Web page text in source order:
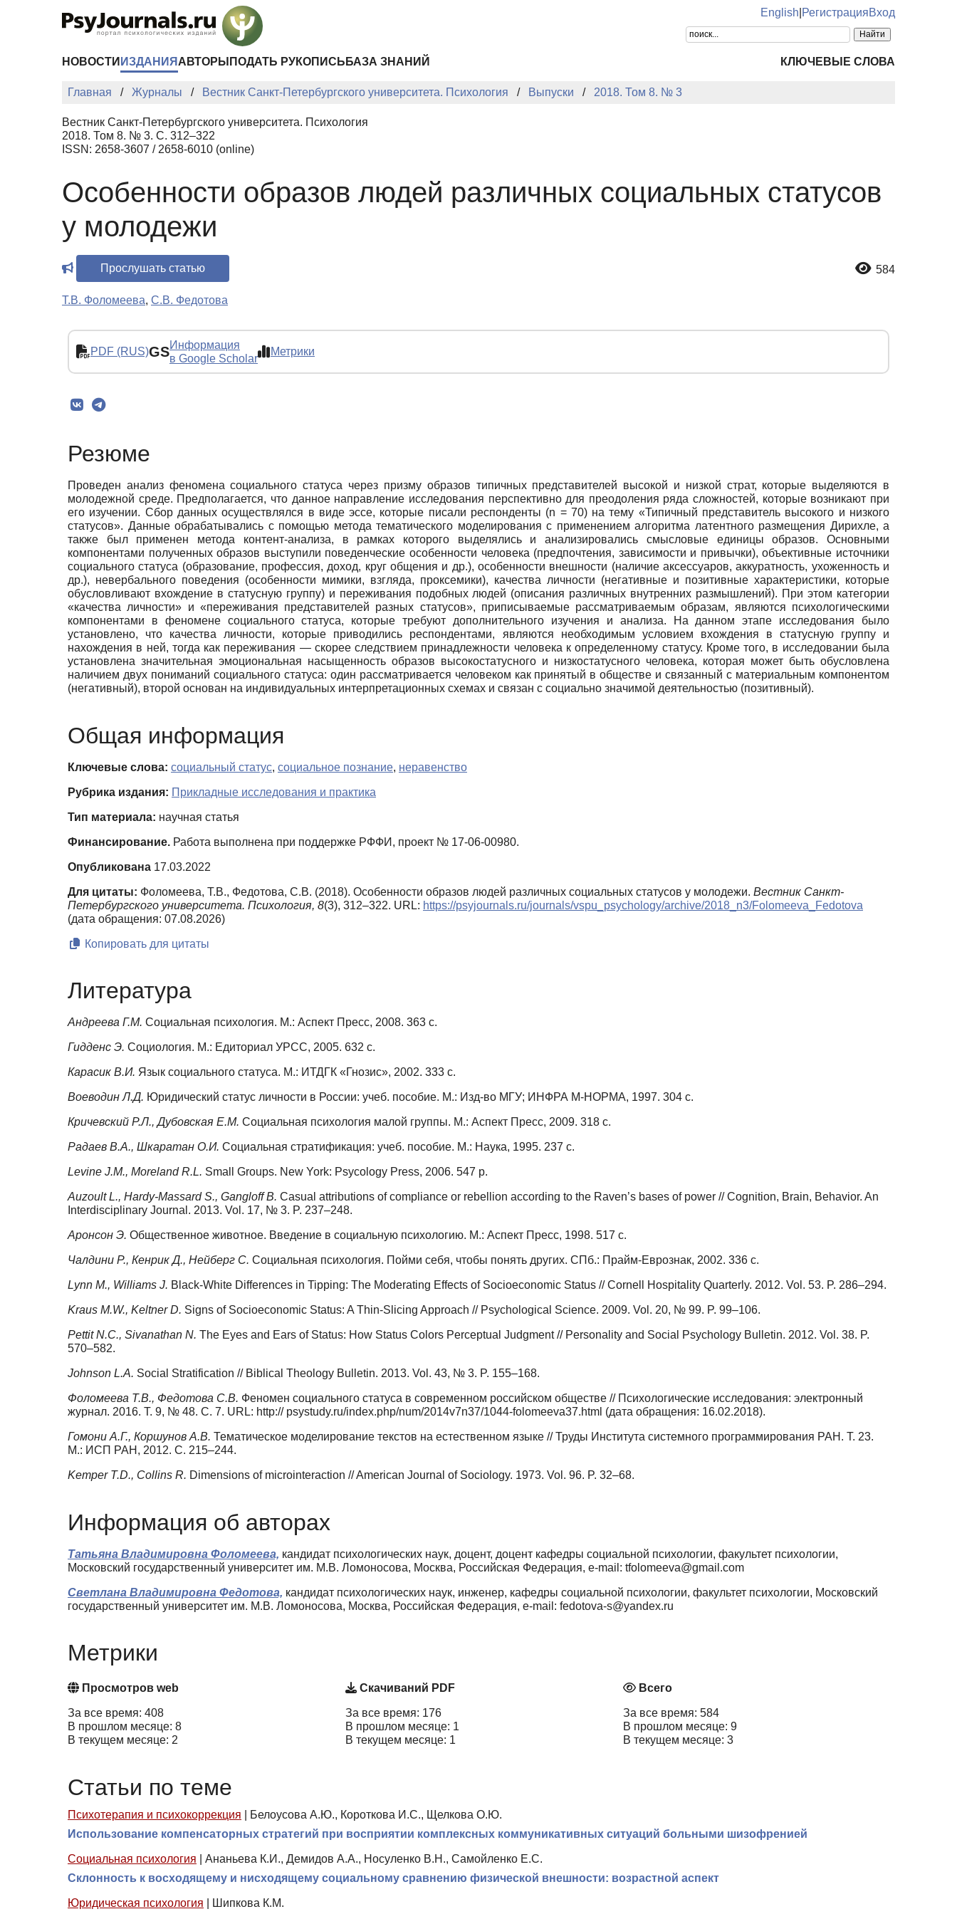
English РегистрацияВход
НОВОСТИ ИЗДАНИЯ АВТОРЫ ПОДАТЬ РУКОПИСЬ БАЗА ЗНАНИЙ КЛЮЧЕВЫЕ СЛОВА
Главная Журналы Вестник Санкт-Петербургского университета. Психология Выпуски 2018. Том 8. № 3
Вестник Санкт-Петербургского университета. Психология
2018. Том 8. № 3. С. 312–322
ISSN: 2658-3607 / 2658-6010 (online)
Особенности образов людей различных социальных статусов
у молодежи
Прослушать статью 584
Т.В. Фоломеева, С.В. Федотова
PDF (RUS)GSИнформация
в Google Scholar
Метрики
Резюме
Проведен анализ феномена социального статуса через призму образов типичных представителей высокой и низкой страт, которые выделяются в
молодежной среде. Предполагается, что данное направление исследования перспективно для преодоления ряда сложностей, которые возникают при
его изучении. Сбор данных осуществлялся в виде эссе, которые писали респонденты (n = 70) на тему «Типичный представитель высокого и низкого
статусов». Данные обрабатывались с помощью метода тематического моделирования с применением алгоритма латентного размещения Дирихле, а
также был применен метода контент-анализа, в рамках которого выделялись и анализировались смысловые единицы образов. Основными
компонентами полученных образов выступили поведенческие особенности человека (предпочтения, зависимости и привычки), объективные источники
социального статуса (образование, профессия, доход, круг общения и др.), особенности внешности (наличие аксессуаров, аккуратность, ухоженность и
др.), невербального поведения (особенности мимики, взгляда, проксемики), качества личности (негативные и позитивные характеристики, которые
обусловливают вхождение в статусную группу) и переживания подобных людей (описания различных внутренних размышлений). При этом категории
«качества личности» и «переживания представителей разных статусов», приписываемые рассматриваемым образам, являются психологическими
компонентами в феномене социального статуса, которые требуют дополнительного изучения и анализа. На данном этапе исследования было
установлено, что качества личности, которые приводились респондентами, являются необходимым условием вхождения в статусную группу и
нахождения в ней, тогда как переживания — скорее следствием принадлежности человека к определенному статусу. Кроме того, в исследовании была
установлена значительная эмоциональная насыщенность образов высокостатусного и низкостатусного человека, которая может быть обусловлена
наличием двух пониманий социального статуса: один рассматривается человеком как принятый в обществе и связанный с материальным компонентом
(негативный), второй основан на индивидуальных интерпретационных схемах и связан с социально значимой деятельностью (позитивный).
Общая информация
Ключевые слова: социальный статус, социальное познание, неравенство
Рубрика издания: Прикладные исследования и практика
Тип материала: научная статья
Финансирование. Работа выполнена при поддержке РФФИ, проект № 17-06-00980.
Опубликована 17.03.2022
Для цитаты: Фоломеева, Т.В., Федотова, С.В. (2018). Особенности образов людей различных социальных статусов у молодежи. Вестник Санкт-
Петербургского университета. Психология, 8(3), 312–322. URL: https://psyjournals.ru/journals/vspu_psychology/archive/2018_n3/Folomeeva_Fedotova
(дата обращения: 07.08.2026)
Копировать для цитаты
Литература
Андреева Г.М. Социальная психология. М.: Аспект Пресс, 2008. 363 с.
Гидденс Э. Социология. М.: Едиториал УРСС, 2005. 632 с.
Карасик В.И. Язык социального статуса. М.: ИТДГК «Гнозис», 2002. 333 с.
Воеводин Л.Д. Юридический статус личности в России: учеб. пособие. М.: Изд-во МГУ; ИНФРА М-НОРМА, 1997. 304 с.
Кричевский Р.Л., Дубовская Е.М. Социальная психология малой группы. М.: Аспект Пресс, 2009. 318 с.
Радаев В.А., Шкаратан О.И. Социальная стратификация: учеб. пособие. М.: Наука, 1995. 237 с.
Levine J.M., Moreland R.L. Small Groups. New York: Psycology Press, 2006. 547 p.
Auzoult L., Hardy-Massard S., Gangloff B. Casual attributions of compliance or rebellion according to the Raven’s bases of power // Cognition, Brain, Behavior. An
Interdisciplinary Journal. 2013. Vol. 17, № 3. P. 237–248.
Аронсон Э. Общественное животное. Введение в социальную психологию. М.: Аспект Пресс, 1998. 517 с.
Чалдини Р., Кенрик Д., Нейберг С. Социальная психология. Пойми себя, чтобы понять других. СПб.: Прайм-Еврознак, 2002. 336 с.
Lynn M., Williams J. Black-White Differences in Tipping: The Moderating Effects of Socioeconomic Status // Cornell Hospitality Quarterly. 2012. Vol. 53. P. 286–294.
Kraus M.W., Keltner D. Signs of Socioeconomic Status: A Thin-Slicing Approach // Psychological Science. 2009. Vol. 20, № 99. P. 99–106.
Pettit N.C., Sivanathan N. The Eyes and Ears of Status: How Status Colors Perceptual Judgment // Personality and Social Psychology Bulletin. 2012. Vol. 38. P.
570–582.
Johnson L.A. Social Stratification // Biblical Theology Bulletin. 2013. Vol. 43, № 3. P. 155–168.
Фоломеева Т.В., Федотова С.В. Феномен социального статуса в современном российском обществе // Психологические исследования: электронный
журнал. 2016. Т. 9, № 48. С. 7. URL: http:// psystudy.ru/index.php/num/2014v7n37/1044-folomeeva37.html (дата обращения: 16.02.2018).
Гомони А.Г., Коршунов А.В. Тематическое моделирование текстов на естественном языке // Труды Института системного программирования РАН. Т. 23.
М.: ИСП РАН, 2012. С. 215–244.
Kemper T.D., Collins R. Dimensions of microinteraction // American Journal of Sociology. 1973. Vol. 96. P. 32–68.
Информация об авторах
Татьяна Владимировна Фоломеева, кандидат психологических наук, доцент, доцент кафедры социальной психологии, факультет психологии,
Московский государственный университет им. М.В. Ломоносова, Москва, Российская Федерация, e-mail: tfolomeeva@gmail.com
Светлана Владимировна Федотова, кандидат психологических наук, инженер, кафедры социальной психологии, факультет психологии, Московский
государственный университет им. М.В. Ломоносова, Москва, Российская Федерация, e-mail: fedotova-s@yandex.ru
Метрики
Просмотров web
За все время: 408
В прошлом месяце: 8
В текущем месяце: 2
Скачиваний PDF
За все время: 176
В прошлом месяце: 1
В текущем месяце: 1
Всего
За все время: 584
В прошлом месяце: 9
В текущем месяце: 3
Статьи по теме
Психотерапия и психокоррекция
Белоусова А.Ю., Короткова И.С., Щелкова О.Ю.
Использование компенсаторных стратегий при восприятии комплексных коммуникативных ситуаций больными шизофренией
Социальная психология
Ананьева К.И., Демидов А.А., Носуленко В.Н., Самойленко Е.С.
Склонность к восходящему и нисходящему социальному сравнению физической внешности: возрастной аспект
Юридическая психология Шипкова К.М.